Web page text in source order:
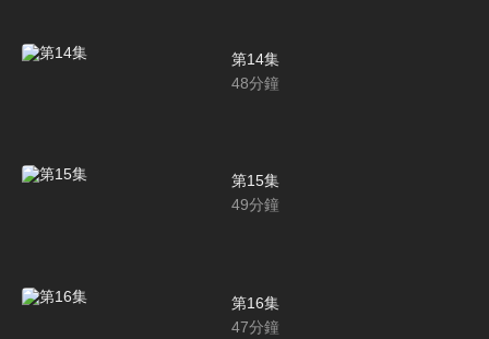
第14集
48分鐘
第15集
49分鐘
第16集
47分鐘